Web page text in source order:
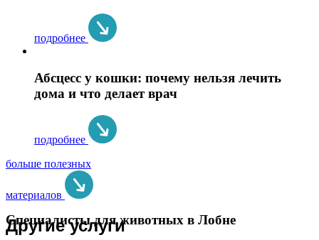
подробнее
Абсцесс у кошки: почему нельзя лечить
дома и что делает врач
подробнее
больше полезных
материалов
Другие услуги
Специалисты для животных в Лобне